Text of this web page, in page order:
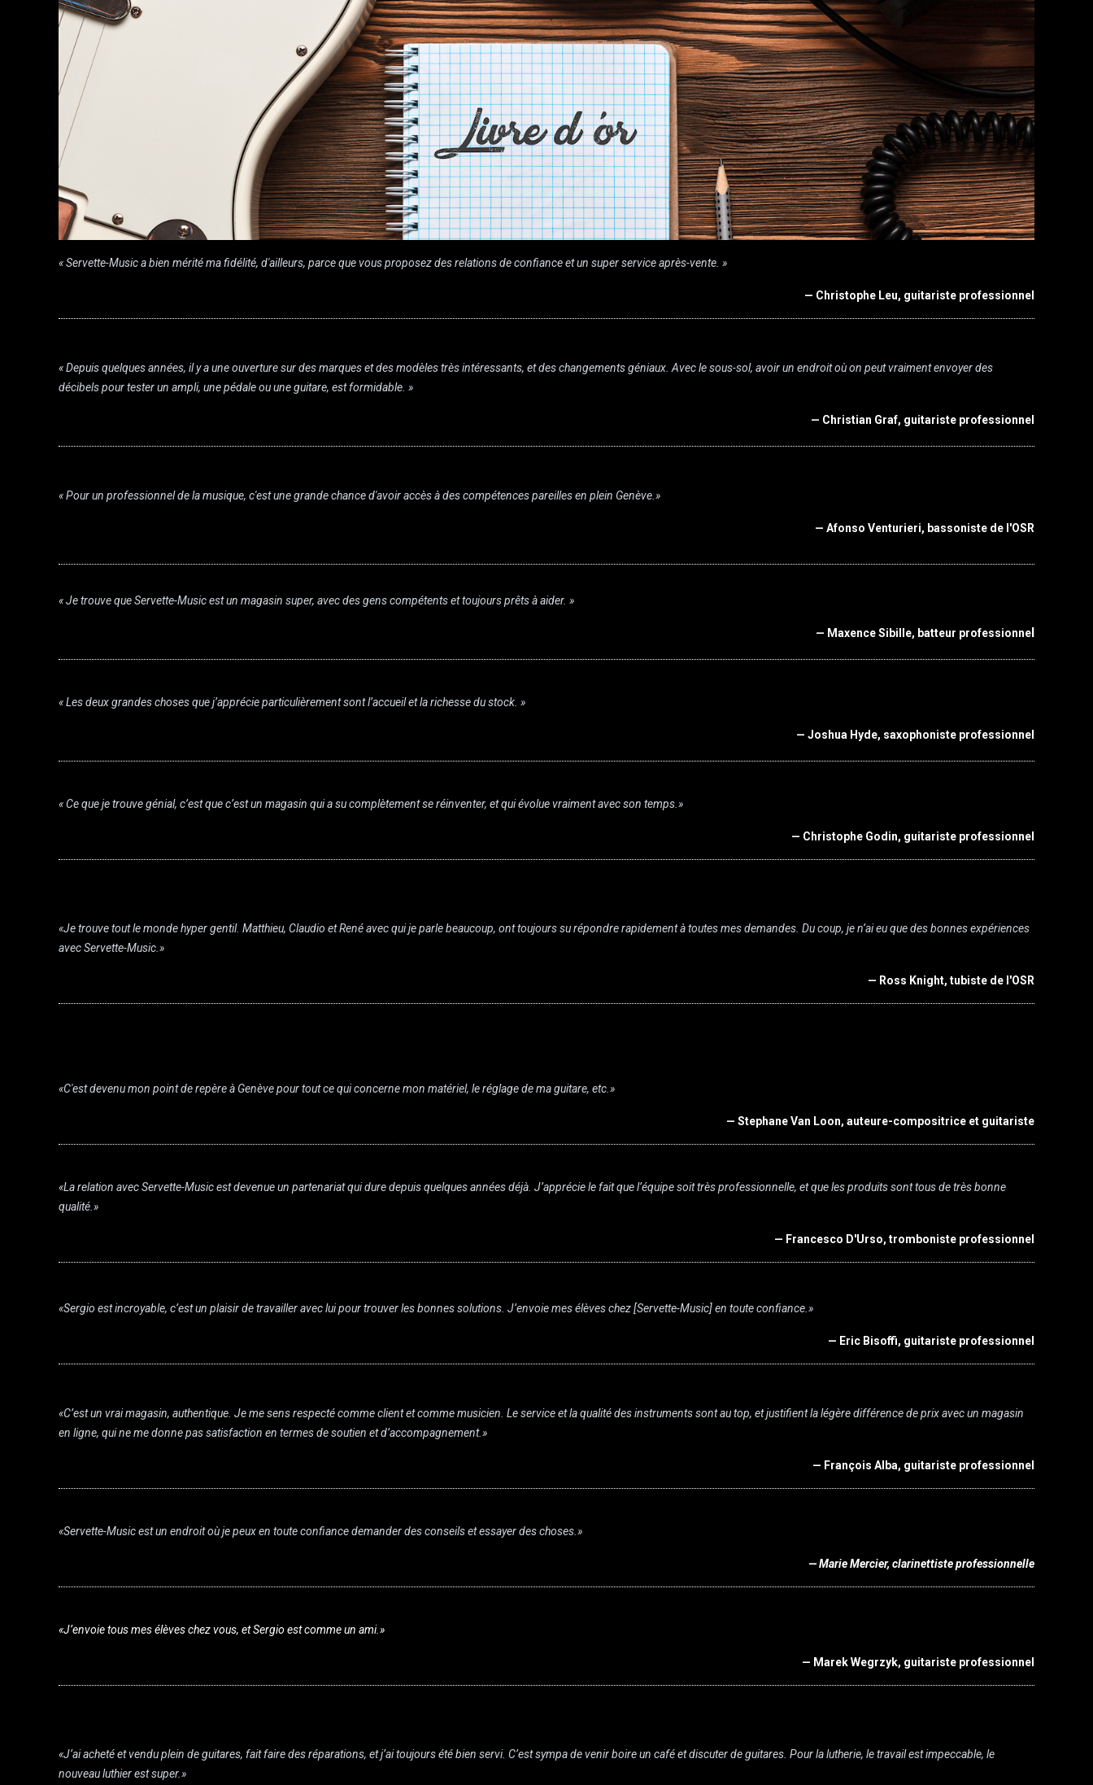
« Servette-Music a bien mérité ma fidélité, d'ailleurs, parce que vous proposez des relations de confiance et un super service après-vente. »
— Christophe Leu, guitariste professionnel
« Depuis quelques années, il y a une ouverture sur des marques et des modèles très intéressants, et des changements géniaux. Avec le sous-sol, avoir un endroit où on peut vraiment envoyer des
décibels pour tester un ampli, une pédale ou une guitare, est formidable. »
— Christian Graf, guitariste professionnel
« Pour un professionnel de la musique, c'est une grande chance d'avoir accès à des compétences pareilles en plein Genève.»
— Afonso Venturieri, bassoniste de l'OSR
« Je trouve que Servette-Music est un magasin super, avec des gens compétents et toujours prêts à aider. »
— Maxence Sibille, batteur professionnel
« Les deux grandes choses que j’apprécie particulièrement sont l’accueil et la richesse du stock. »
— Joshua Hyde, saxophoniste professionnel
« Ce que je trouve génial, c’est que c’est un magasin qui a su complètement se réinventer, et qui évolue vraiment avec son temps.»
— Christophe Godin, guitariste professionnel
«Je trouve tout le monde hyper gentil. Matthieu, Claudio et René avec qui je parle beaucoup, ont toujours su répondre rapidement à toutes mes demandes. Du coup, je n’ai eu que des bonnes expériences
avec Servette-Music.»
— Ross Knight, tubiste de l'OSR
«C'est devenu mon point de repère à Genève pour tout ce qui concerne mon matériel, le réglage de ma guitare, etc.»
— Stephane Van Loon, auteure-compositrice et guitariste
«La relation avec Servette-Music est devenue un partenariat qui dure depuis quelques années déjà. J’apprécie le fait que l’équipe soit très professionnelle, et que les produits sont tous de très bonne
qualité.»
— Francesco D'Urso, tromboniste professionnel
«Sergio est incroyable, c’est un plaisir de travailler avec lui pour trouver les bonnes solutions. J’envoie mes élèves chez [Servette-Music] en toute confiance.»
— Eric Bisoffi, guitariste professionnel
«C’est un vrai magasin, authentique. Je me sens respecté comme client et comme musicien. Le service et la qualité des instruments sont au top, et justifient la légère différence de prix avec un magasin
en ligne, qui ne me donne pas satisfaction en termes de soutien et d’accompagnement.»
— François Alba, guitariste professionnel
«Servette-Music est un endroit où je peux en toute confiance demander des conseils et essayer des choses.»
— Marie Mercier, clarinettiste professionnelle
«J’envoie tous mes élèves chez vous, et Sergio est comme un ami.»
— Marek Wegrzyk, guitariste professionnel
«J’ai acheté et vendu plein de guitares, fait faire des réparations, et j’ai toujours été bien servi. C’est sympa de venir boire un café et discuter de guitares. Pour la lutherie, le travail est impeccable, le
nouveau luthier est super.»